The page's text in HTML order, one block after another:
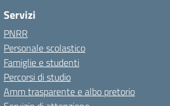
Servizi
PNRR
Personale scolastico
Famiglie e studenti
Percorsi di studio
Amm trasparente e albo pretorio